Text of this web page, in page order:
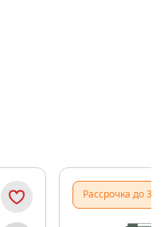
Рассрочка до